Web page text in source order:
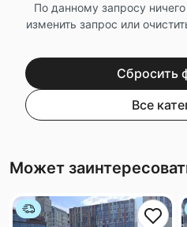
По данному запросу
изменить запрос или
Сбросить
Все
Может